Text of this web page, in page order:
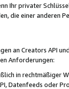
Ihr privater
die einer anderen
an Creators API
Anforderungen:
in rechtmäßiger
Datenfeeds oder